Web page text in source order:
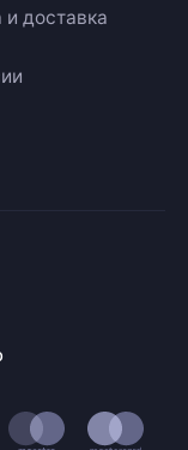
и доставка